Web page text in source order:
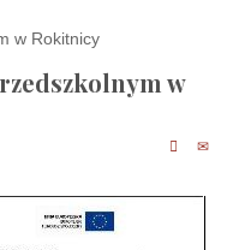
w Rokitnicy
w